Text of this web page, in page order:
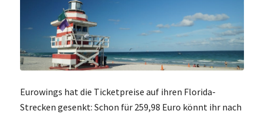
Eurowings hat die Ticketpreise auf ihren Florida-
Strecken gesenkt: Schon für 259,98 Euro könnt ihr nach